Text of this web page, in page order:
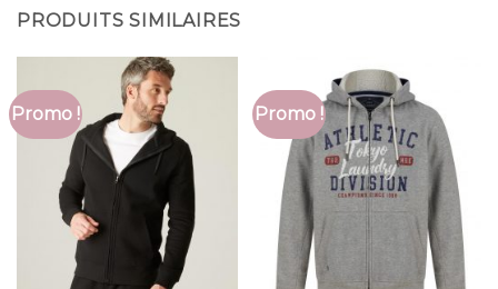
PRODUITS SIMILAIRES
Promo ! Promo !